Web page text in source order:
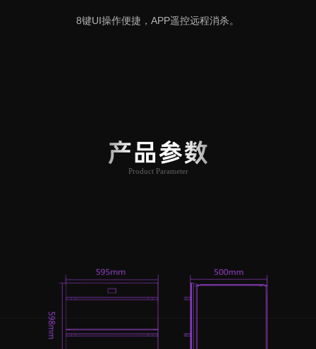
8键UI操作便捷，APP遥控远程消杀。
产品参数
Product Parameter